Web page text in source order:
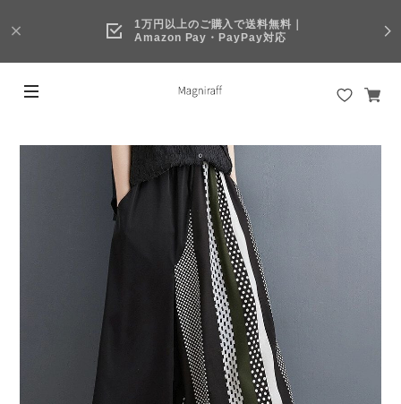
1万円以上のご購入で送料無料｜
Amazon Pay・PayPay対応